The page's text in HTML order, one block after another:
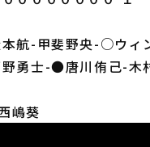
航-甲斐野央-○ウィ
野勇士-●唐川侑己-木
嶋葵